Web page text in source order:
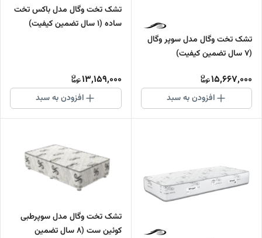
تشک تخت وگال مدل سوپر وگال
(7 سال تضمین کیفیت)
15,667,000
افزودن به سبد
تشک تخت وگال مدل باکس تخت
ساده (1 سال تضمین کیفیت)
13,159,000
افزودن به سبد
تشک تخت وگال مدل سوپرطبی
کوئین ست (8 سال تضمین